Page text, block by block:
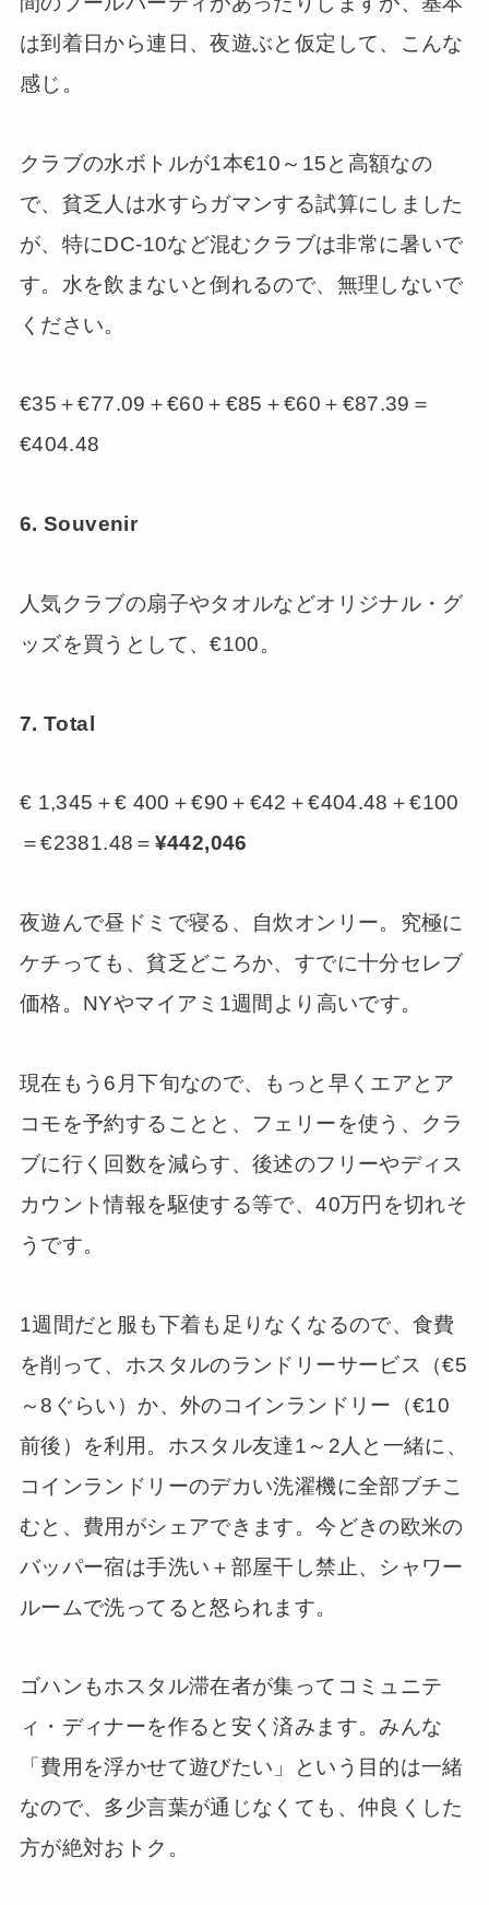
は到着日から連日、夜遊ぶと仮定して、こんな
感じ。
クラブの水ボトルが1本€10～15と高額なの
で、貧乏人は水すらガマンする試算にしました
が、特にDC-10など混むクラブは非常に暑いで
す。水を飲まないと倒れるので、無理しないで
ください。
€35＋€77.09＋€60＋€85＋€60＋€87.39＝
€404.48
6. Souvenir
人気クラブの扇子やタオルなどオリジナル・グ
ッズを買うとして、€100。
7. Total
€ 1,345＋€ 400＋€90＋€42＋€404.48＋€100
＝€2381.48＝ ¥442,046
夜遊んで昼ドミで寝る、自炊オンリー。究極に
ケチっても、貧乏どころか、すでに十分セレブ
価格。NYやマイアミ1週間より高いです。
現在もう6月下旬なので、もっと早くエアとア
コモを予約することと、フェリーを使う、クラ
ブに行く回数を減らす、後述のフリーやディス
カウント情報を駆使する等で、40万円を切れそ
うです。
1週間だと服も下着も足りなくなるので、食費
を削って、ホスタルのランドリーサービス（€5
～8ぐらい）か、外のコインランドリー（€10
前後）を利用。ホスタル友達1～2人と一緒に、
コインランドリーのデカい洗濯機に全部ブチこ
むと、費用がシェアできます。今どきの欧米の
バッパー宿は手洗い＋部屋干し禁止、シャワー
ルームで洗ってると怒られます。
ゴハンもホスタル滞在者が集ってコミュニテ
ィ・ディナーを作ると安く済みます。みんな
「費用を浮かせて遊びたい」という目的は一緒
なので、多少言葉が通じなくても、仲良くした
方が絶対おトク。